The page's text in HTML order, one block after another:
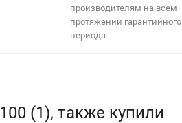
производителям на всем
протяжении гарантийного
периода
(1), также купили